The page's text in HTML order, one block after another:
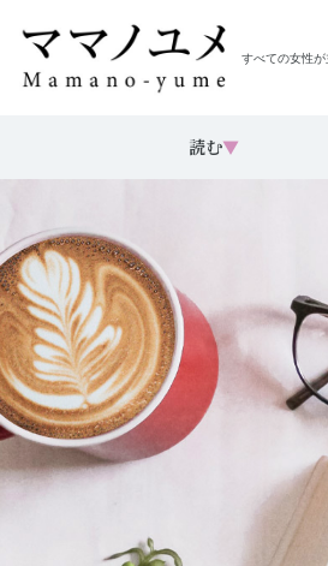
すべての女性
読む▼